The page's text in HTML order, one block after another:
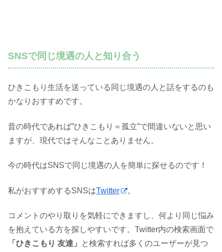
SNSで同じ境遇の人と知り合う
ひきこもり生活を送っている同じ境遇の人と話をするのも
かなりおすすめです。
昔の時代であれば”ひきこもり＝孤立”で間違いないと思い
ますが、現代ではそんなことありません。
今の時代はSNSで同じ境遇の人を簡単に探せるのです！
私がおすすめするSNSはTwitter 。
コメントのやり取りを気軽にできますし、何より同じ悩み
を抱えている方を探しやすいです。Twitter内の検索画面で
「ひきこもり 友達」
と検索すれば多くのユーザーが見つ